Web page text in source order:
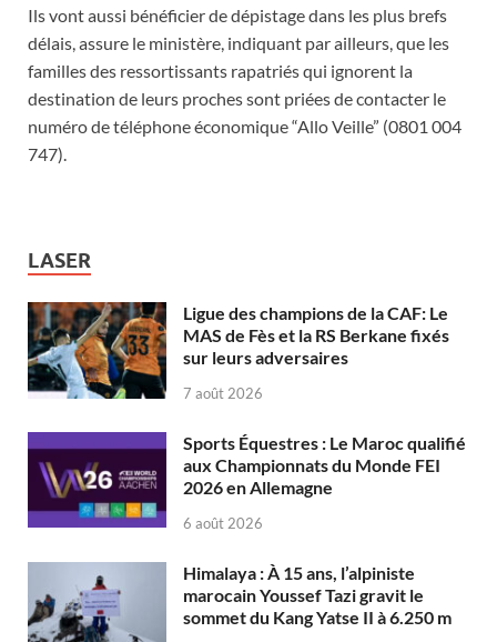
Ils vont aussi bénéficier de dépistage dans les plus brefs
délais, assure le ministère, indiquant par ailleurs, que les
familles des ressortissants rapatriés qui ignorent la
destination de leurs proches sont priées de contacter le
numéro de téléphone économique “Allo Veille” (0801 004
747).
LASER
Ligue des champions de la CAF: Le
MAS de Fès et la RS Berkane fixés
sur leurs adversaires
7 août 2026
Sports Équestres : Le Maroc qualifié
aux Championnats du Monde FEI
2026 en Allemagne
6 août 2026
Himalaya : À 15 ans, l’alpiniste
marocain Youssef Tazi gravit le
sommet du Kang Yatse II à 6.250 m